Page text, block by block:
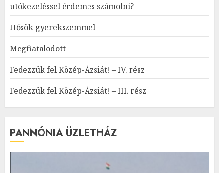
utókezeléssel érdemes számolni?
Hősök gyerekszemmel
Megfiatalodott
Fedezzük fel Közép-Ázsiát! – IV. rész
Fedezzük fel Közép-Ázsiát! – III. rész
PANNÓNIA ÜZLETHÁZ